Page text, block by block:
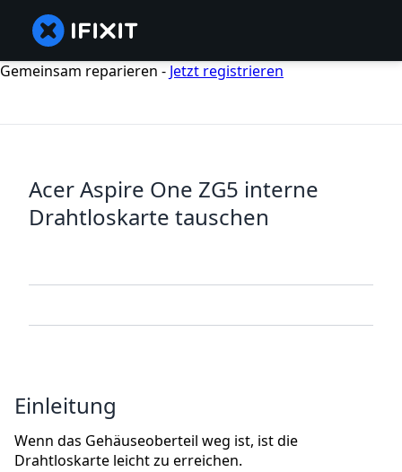
Gemeinsam reparieren - Jetzt registrieren
Acer Aspire One ZG5 interne
Drahtloskarte tauschen
Einleitung
Wenn das Gehäuseoberteil weg ist, ist die
Drahtloskarte leicht zu erreichen.